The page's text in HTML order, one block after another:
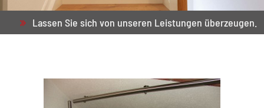
Lassen Sie sich von unseren Leistungen überzeugen.